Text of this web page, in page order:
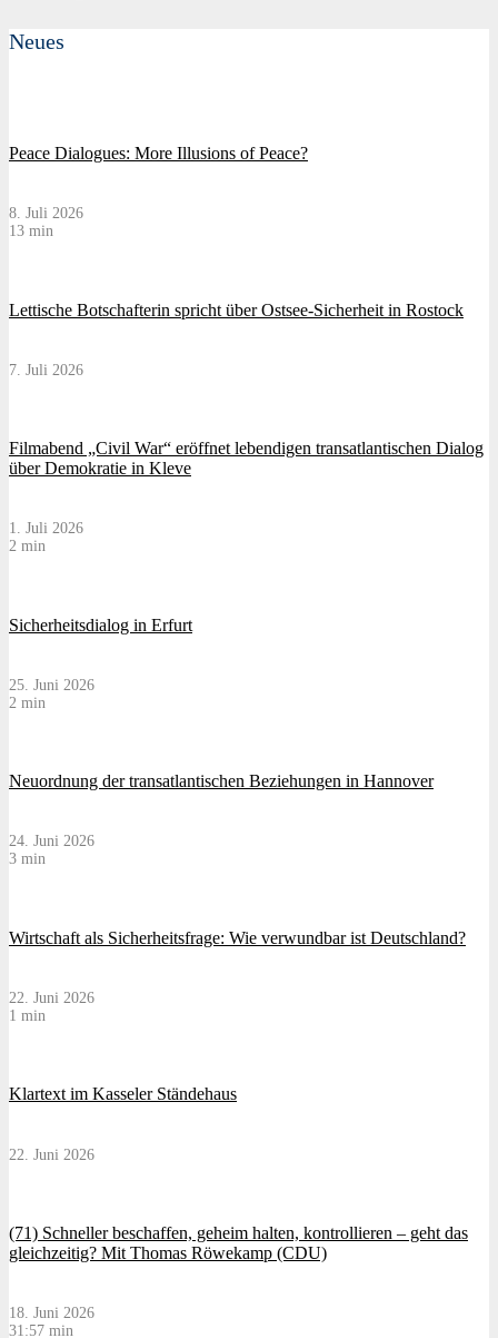
Neues
Peace Dialogues: More Illusions of Peace?
8. Juli 2026
13 min
Lettische Botschafterin spricht über Ostsee-Sicherheit in Rostock
7. Juli 2026
Filmabend „Civil War“ eröffnet lebendigen transatlantischen Dialog
über Demokratie in Kleve
1. Juli 2026
2 min
Sicherheitsdialog in Erfurt
25. Juni 2026
2 min
Neuordnung der transatlantischen Beziehungen in Hannover
24. Juni 2026
3 min
Wirtschaft als Sicherheitsfrage: Wie verwundbar ist Deutschland?
22. Juni 2026
1 min
Klartext im Kasseler Ständehaus
22. Juni 2026
(71) Schneller beschaffen, geheim halten, kontrollieren – geht das
gleichzeitig? Mit Thomas Röwekamp (CDU)
18. Juni 2026
31:57 min